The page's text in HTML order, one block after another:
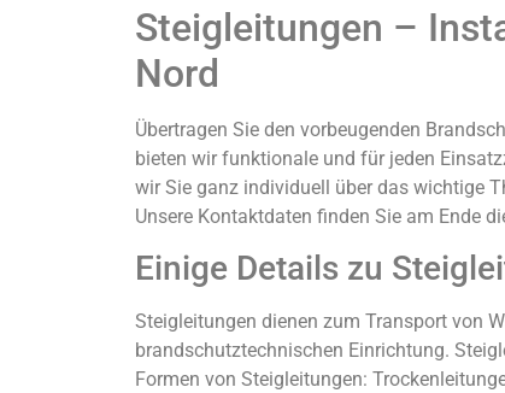
Steigleitungen –
Nord
Übertragen Sie den vorbeugenden
bieten wir funktionale und für jeden
wir Sie ganz individuell über das wichtige
Unsere Kontaktdaten finden Sie am Ende
Einige Details zu
Steigleitungen dienen zum Transport von
brandschutztechnischen Einrichtung.
Formen von Steigleitungen: